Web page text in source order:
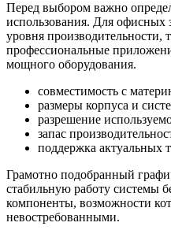
Перед выбором важно
использования. Для офисных
уровня производительности,
профессиональные
мощного оборудования.
совместимость с
размеры корпуса и
разрешение
запас
поддержка актуальных
Грамотно подобранный
стабильную работу системы
компоненты, возможности
невостребованными.